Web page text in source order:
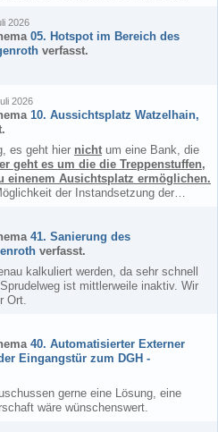
2026
05. Hotspot im Bereich des
verfasst.
2026
10. Aussichtsplatz Watzelhain,
es geht hier nicht um eine Bank, die
geht es um die die Treppenstuffen,
einenem Ausichtsplatz ermöglichen.
der Instandsetzung der…
41. Sanierung des
verfasst.
kalkuliert werden, da sehr schnell
ist mittlerweile inaktiv. Wir
Ort.
40. Automatisierter Externer
Eingangstür zum DGH -
gerne eine Lösung, eine
wäre wünschenswert.